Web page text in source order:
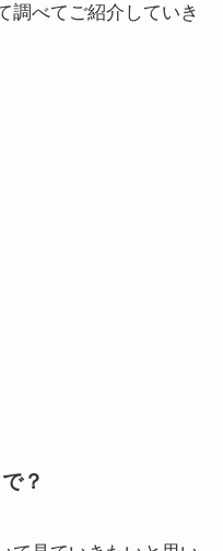
調べてご紹介していき
？